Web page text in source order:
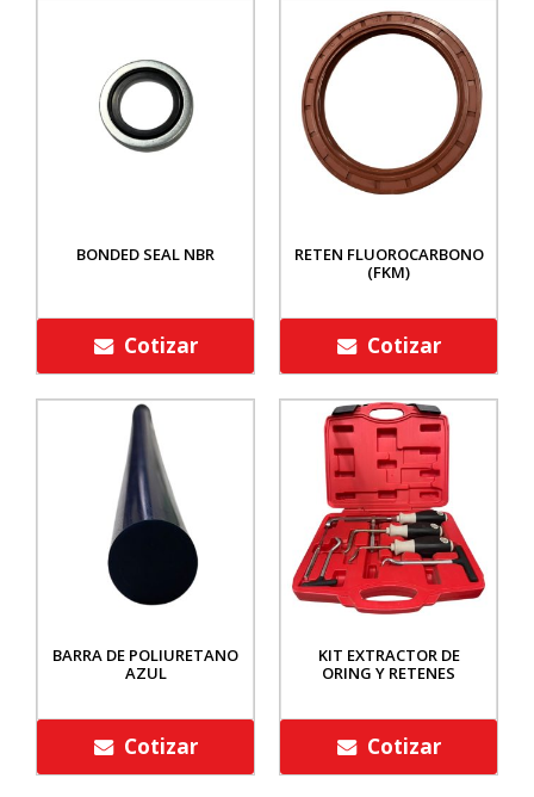
BONDED SEAL NBR
Cotizar
RETEN FLUOROCARBONO
(FKM)
Cotizar
BARRA DE POLIURETANO
AZUL
Cotizar
KIT EXTRACTOR DE
ORING Y RETENES
Cotizar